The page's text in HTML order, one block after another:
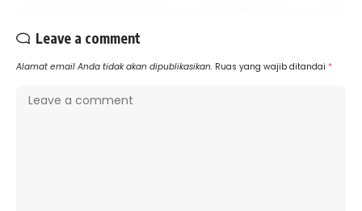
Leave a comment
Alamat email Anda tidak akan dipublikasikan. Ruas yang wajib ditandai *